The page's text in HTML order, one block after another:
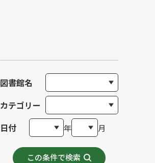
図書館名
カテゴリー
日付
年 月
この条件で検索